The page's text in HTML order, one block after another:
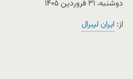
دوشنبه، ۳۱ فروردین ۱۴۰۵
از: ایران لیبرال